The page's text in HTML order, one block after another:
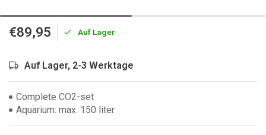
€89,95 Auf Lager
Auf Lager, 2-3 Werktage
Complete CO2-set
Aquarium: max. 150 liter